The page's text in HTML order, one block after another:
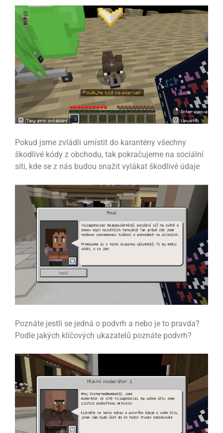
Pokud jsme zvládli umístit do karantény všechny
škodlivé kódy z obchodu, tak pokračujeme na sociální
síti, kde se z nás budou snažit vylákat škodlivé údaje
Poznáte jestli se jedná o podvrh a nebo je to pravda?
Podle jakých klíčových ukazatelů poznáte podvrh?